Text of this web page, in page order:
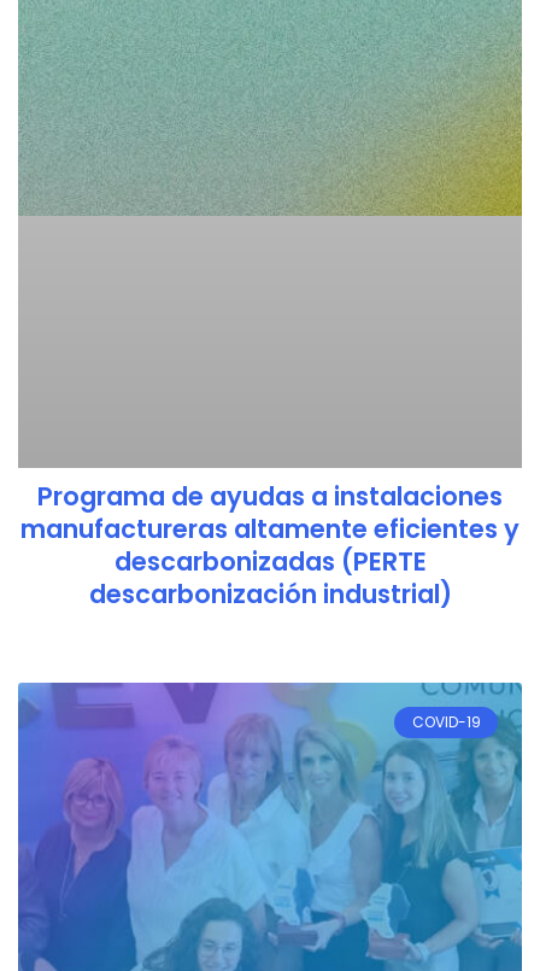
Programa de ayudas a instalaciones
manufactureras altamente eficientes y
descarbonizadas (PERTE
descarbonización industrial)
COVID-19